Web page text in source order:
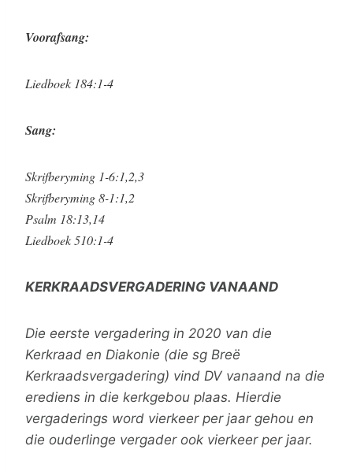
Voorafsang:
Liedboek 184:1-4
Sang:
Skrifberyming 1-6:1,2,3
Skrifberyming 8-1:1,2
Psalm 18:13,14
Liedboek 510:1-4
KERKRAADSVERGADERING VANAAND
Die eerste vergadering in 2020 van die
Kerkraad en Diakonie (die sg Breë
Kerkraadsvergadering) vind DV vanaand na die
erediens in die kerkgebou plaas. Hierdie
vergaderings word vierkeer per jaar gehou en
die ouderlinge vergader ook vierkeer per jaar.